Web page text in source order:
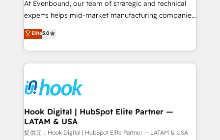
solutions that work with your actual headcount and
HubSpot partners 🔄 Top 5% globally in client
retention 📅 8+ years of consistent results since 2017
move beyond spreadsheets into unified systems
that drive real business results.
At Evenbound, our team of strategic and technical
experts helps mid-market manufacturing companies
achieve real growth. We specialize in delivering
tailored solutions that drive results by leveraging
HubSpot’s platform and data to fuel success.
Technical Solutions: - HubSpot Technical Consulting -
Onboarding - Data Migration & Integrations -
Technical Audit & Optimization Strategic Solutions: -
Revenue Operations - Inbound Marketing -
Outbound Marketing - HubSpot CMS Website
Design & Development We empower our clients to
Elite5.0
Hook Digital | HubSpot Elite Partner —
LATAM & USA
提供元：Hook Digital | HubSpot Elite Partner — LATAM & USA